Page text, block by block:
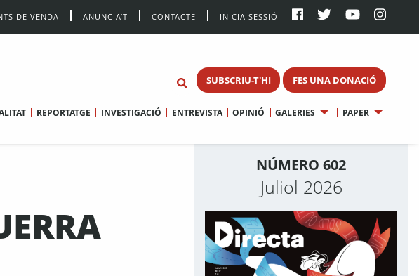
DE VENDA ANUNCIA’T CONTACTE INICIA SESSIÓ
SUBSCRIU-T'HI FES UNA DONACIÓ
REPORTATGE INVESTIGACIÓ ENTREVISTA OPINIÓ GALERIES PAPER
NÚMERO 602
Juliol 2026